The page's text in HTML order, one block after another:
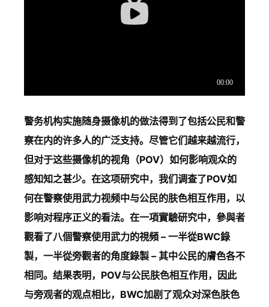
警务机构实施随身摄像机的做法得到了包括公民和警
察在内的许多人的广泛支持。尽管它们越来越流行，
但对于这些摄像机的视角（POV）如何影响观众的
感知知之甚少。在这项研究中，我们调查了POV如
何在警察使用武力视频中与公民的肤色相互作用，以
影响对程序正义的看法。在一項實驗研究中，參與者
觀看了八個警察使用武力的視頻 – 一半從BWC錄
製，一半從旁觀者的角度錄製 – 其中公民的膚色各不
相同。结果表明，POV与公民肤色相互作用，因此
与旁观者的观点相比，BWC加剧了观众对深色肤色